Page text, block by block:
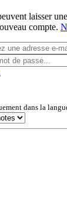
laisser
compte.
dans la